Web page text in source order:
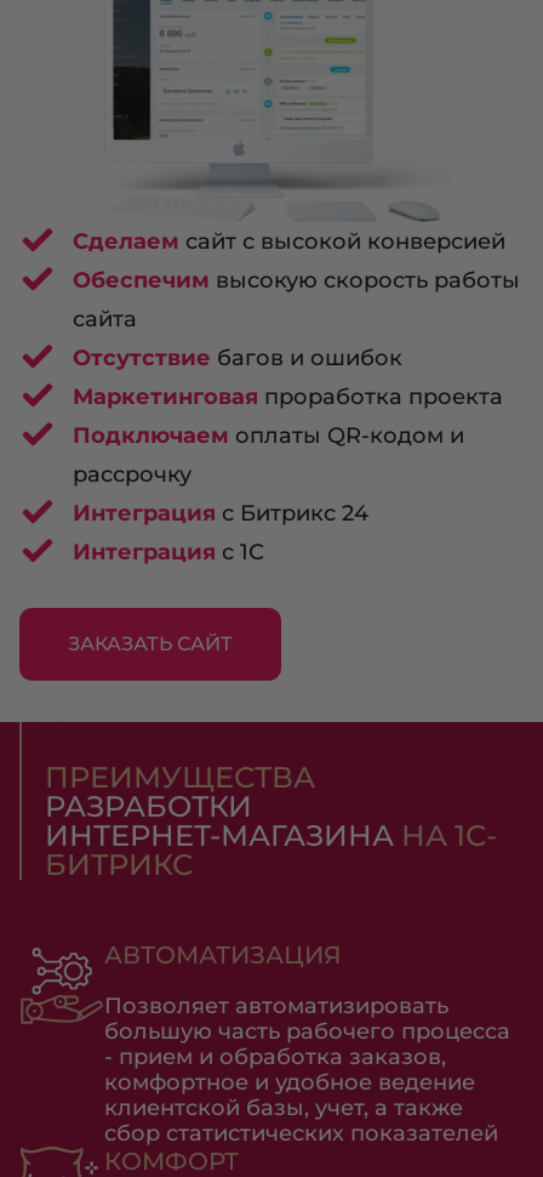
Сделаем сайт с высокой конверсией
Обеспечим высокую скорость работы
сайта
Отсутствие багов и ошибок
Маркетинговая проработка проекта
Подключаем оплаты QR-кодом и
рассрочку
Интеграция с Битрикс 24
Интеграция с 1С
ЗАКАЗАТЬ САЙТ
ПРЕИМУЩЕСТВА
РАЗРАБОТКИ
ИНТЕРНЕТ-МАГАЗИНА НА 1С-
БИТРИКС
АВТОМАТИЗАЦИЯ
Позволяет автоматизировать
большую часть рабочего процесса
- прием и обработка заказов,
комфортное и удобное ведение
клиентской базы, учет, а также
сбор статистических показателей
КОМФОРТ